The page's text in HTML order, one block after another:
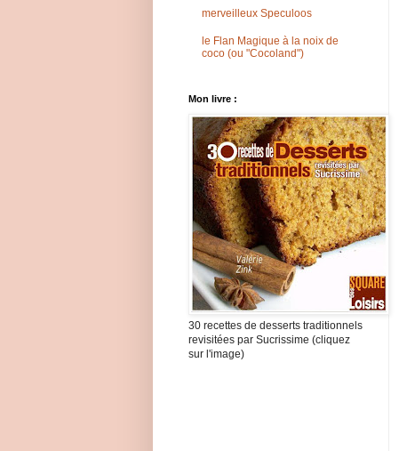
merveilleux Speculoos
le Flan Magique à la noix de
coco (ou "Cocoland")
Mon livre :
30 recettes de desserts traditionnels
revisitées par Sucrissime (cliquez
sur l'image)